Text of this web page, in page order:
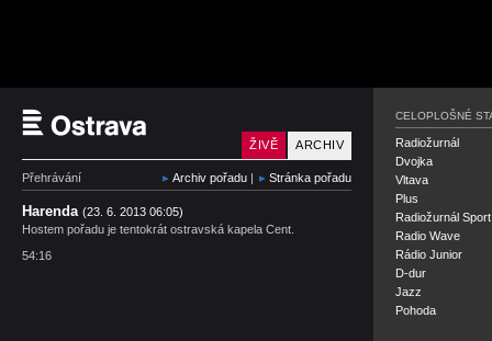
Český rozhlas Ostrava
ARCHIV
ŽIVĚ
Přehrávání Archiv pořadu | Stránka pořadu
Harenda (23. 6. 2013 06:05)
Hostem pořadu je tentokrát ostravská kapela Cent.
54:16
CELOPLOŠNÉ
Radiožurnál
Dvojka
Vltava
Plus
Radiožurnál Sport
Radio Wave
Rádio Junior
D-dur
Jazz
Pohoda